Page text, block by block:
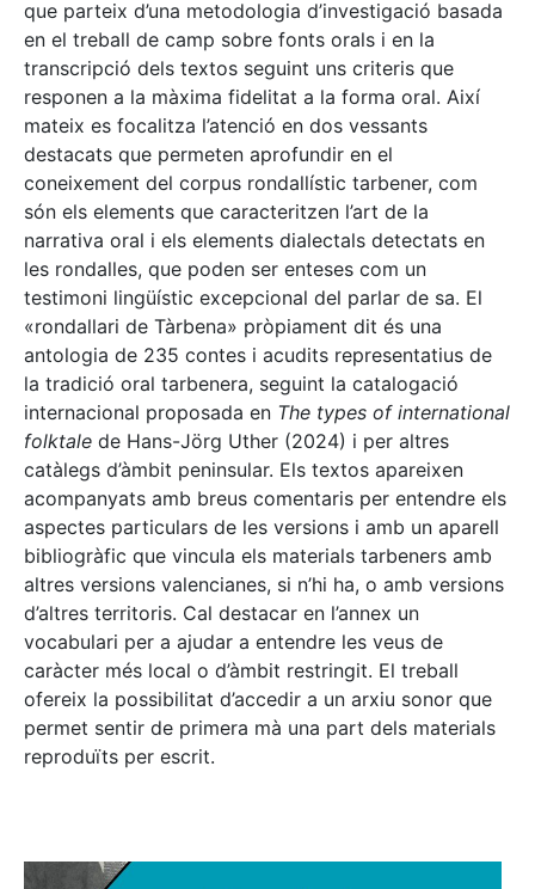
que parteix d’una metodologia d’investigació basada
en el treball de camp sobre fonts orals i en la
transcripció dels textos seguint uns criteris que
responen a la màxima fidelitat a la forma oral. Així
mateix es focalitza l’atenció en dos vessants
destacats que permeten aprofundir en el
coneixement del corpus rondallístic tarbener, com
són els elements que caracteritzen l’art de la
narrativa oral i els elements dialectals detectats en
les rondalles, que poden ser enteses com un
testimoni lingüístic excepcional del parlar de sa. El
«rondallari de Tàrbena» pròpiament dit és una
antologia de 235 contes i acudits representatius de
la tradició oral tarbenera, seguint la catalogació
internacional proposada en The types of international
folktale de Hans-Jörg Uther (2024) i per altres
catàlegs d’àmbit peninsular. Els textos apareixen
acompanyats amb breus comentaris per entendre els
aspectes particulars de les versions i amb un aparell
bibliogràfic que vincula els materials tarbeners amb
altres versions valencianes, si n’hi ha, o amb versions
d’altres territoris. Cal destacar en l’annex un
vocabulari per a ajudar a entendre les veus de
caràcter més local o d’àmbit restringit. El treball
ofereix la possibilitat d’accedir a un arxiu sonor que
permet sentir de primera mà una part dels materials
reproduïts per escrit.